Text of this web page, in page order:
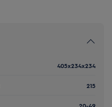
405x234x234
215